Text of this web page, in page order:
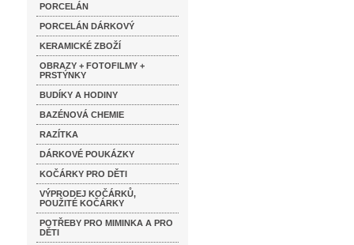
PORCELÁN
PORCELÁN DÁRKOVÝ
KERAMICKÉ ZBOŽÍ
OBRAZY + FOTOFILMY +
PRSTÝNKY
BUDÍKY A HODINY
BAZÉNOVÁ CHEMIE
RAZÍTKA
DÁRKOVÉ POUKÁZKY
KOČÁRKY PRO DĚTI
VÝPRODEJ KOČÁRKŮ,
POUŽITÉ KOČÁRKY
POTŘEBY PRO MIMINKA A PRO
DĚTI